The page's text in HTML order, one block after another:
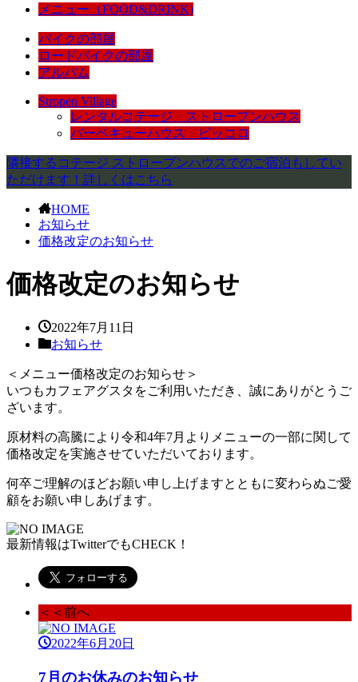
メニュー（FOOD&DRINK)
バイクの部屋
ロードバイクの部屋
アルバム
Stropen Village
レンタルコテージ ストロープンハウス
バーベキューハウス ピッコロ
隣接するコテージ ストロープンハウスでのご宿泊もしてい
ただけます！詳しくはこちら
HOME
お知らせ
価格改定のお知らせ
価格改定のお知らせ
2022年7月11日
お知らせ
＜メニュー価格改定のお知らせ＞
いつもカフェアグスタをご利用いただき、誠にありがとうご
ざいます。
原材料の高騰により令和4年7月よりメニューの一部に関して
価格改定を実施させていただいております。
何卒ご理解のほどお願い申し上げますとともに変わらぬご愛
顧をお願い申しあげます。
最新情報はTwitterでもCHECK！
＜＜前へ
2022年6月20日
7月のお休みのお知らせ